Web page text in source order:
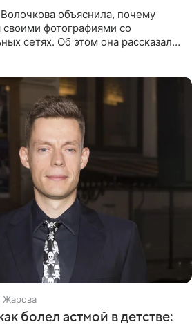
объяснила, почему
фотографиями со
сетях. Об этом она рассказала
Жарова
болел астмой в детстве: